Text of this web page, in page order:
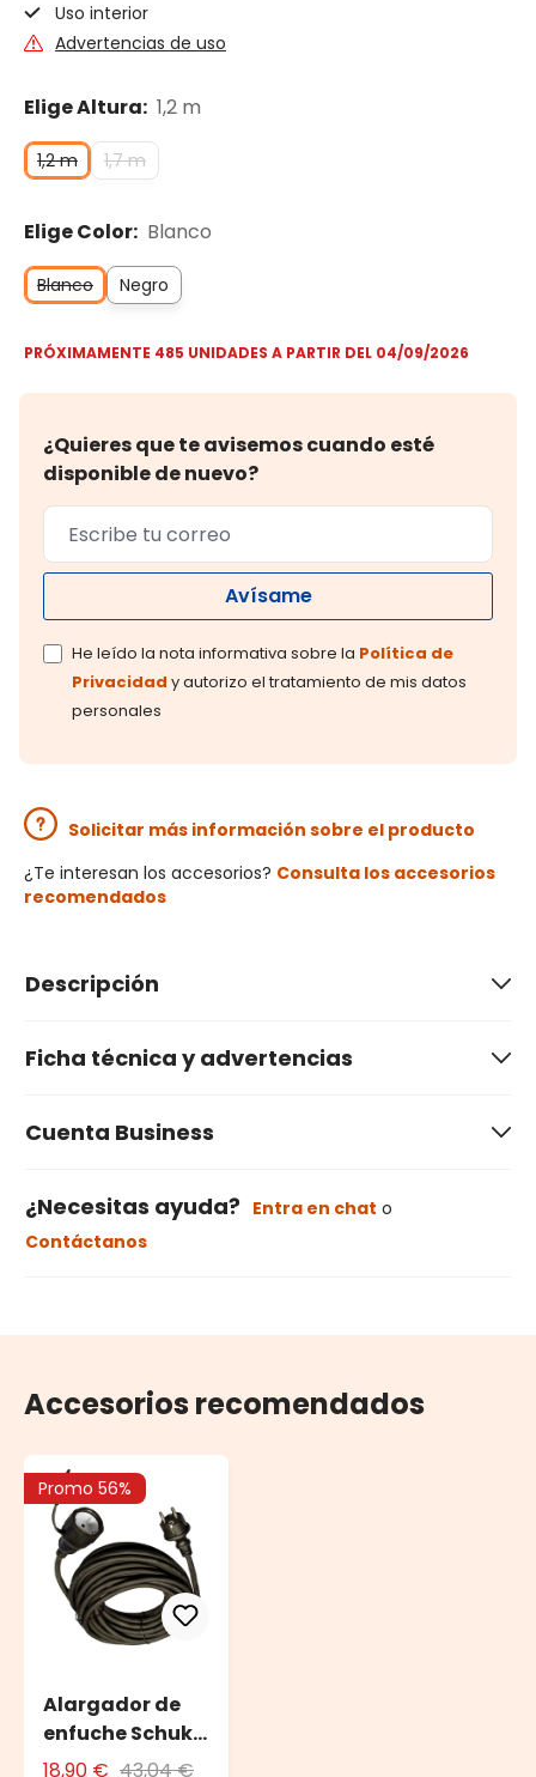
Uso interior
Advertencias de uso
Elige Altura: 1,2 m
1,2 m 1,7 m
Elige Color: Blanco
Blanco Negro
PRÓXIMAMENTE 485 UNIDADES A PARTIR DEL 04/09/2026
¿Quieres que te avisemos cuando esté
disponible de nuevo?
Avísame
He leído la nota informativa sobre la Política de
Privacidad y autorizo el tratamiento de mis datos
personales
Solicitar más información sobre el producto
¿Te interesan los accesorios? Consulta los accesorios
recomendados
Descripción
Ficha técnica y advertencias
Cuenta Business
¿Necesitas ayuda? Entra en chat o
Contáctanos
Accesorios recomendados
Promo 56%
Alargador de
enfuche Schuko
10 m
18,90 € 43,04 €